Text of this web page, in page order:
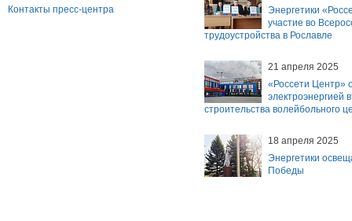
Контакты пресс-центра
Энергетики
участие во
трудоустройства в Рославле
21 апреля 2025
«Россети Центр»
электроэнергией
строительства волейбольного
18 апреля 2025
Энергетики
Победы